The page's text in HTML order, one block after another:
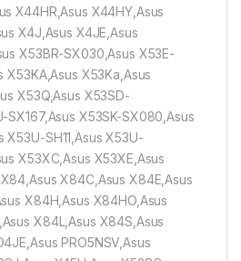
X44HR,Asus X44HY,Asus
X4J,Asus X4JE,Asus
X53BR-SX030,Asus X53E-
X53KA,Asus X53Ka,Asus
X53Q,Asus X53SD-
SX167,Asus X53SK-SX080,Asus
SH11,Asus X53U-
X53XC,Asus X53XE,Asus
X84C,Asus X84E,Asus
X84H,Asus X84HO,Asus
X84L,Asus X84S,Asus
PRO5NSV,Asus